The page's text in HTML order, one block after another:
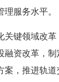
服务水平。
键领域改革
融资改革，
案，推进轨